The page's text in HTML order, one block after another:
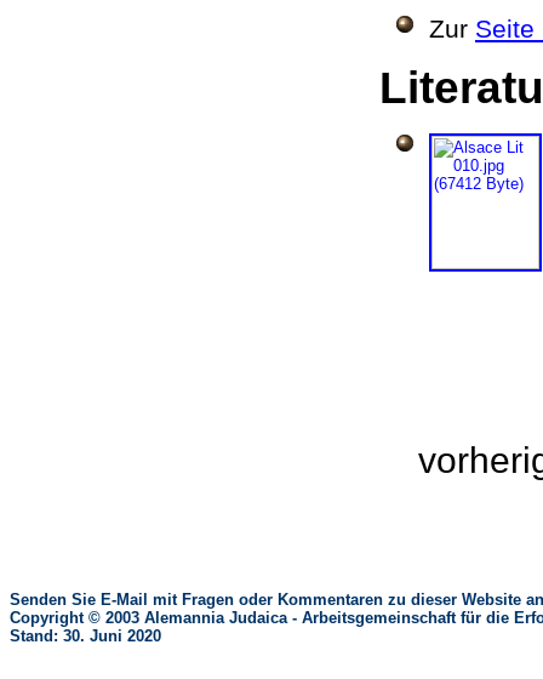
Zur Seite
Senden Sie E-Mail mit Fragen oder Kommentaren zu dieser Website
Copyright © 2003 Alemannia Judaica - Arbeitsgemeinschaft für die
Stand: 30. Juni 2020